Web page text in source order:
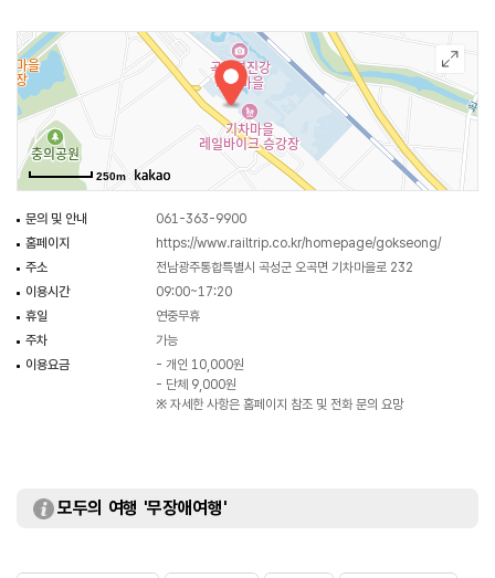
수 있다.
250m
문의 및 안내
061-363-9900
홈페이지
https://www.railtrip.co.kr/homepage/gokseong/
주소
전남광주통합특별시 곡성군 오곡면 기차마을로 232
이용시간
09:00~17:20
휴일
연중무휴
주차
가능
이용요금
- 개인 10,000원
- 단체 9,000원
※ 자세한 사항은 홈페이지 참조 및 전화 문의 요망
모두의 여행 '무장애여행'